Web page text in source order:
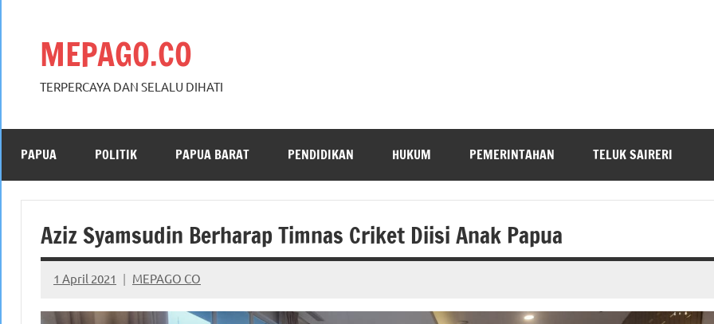
MEPAGO.CO
TERPERCAYA DAN SELALU DIHATI
PAPUA POLITIK PAPUA BARAT PENDIDIKAN HUKUM PEMERINTAHAN TELUK SAIRERI
Aziz Syamsudin Berharap Timnas Criket Diisi Anak Papua
1 April 2021 MEPAGO CO
No
comments